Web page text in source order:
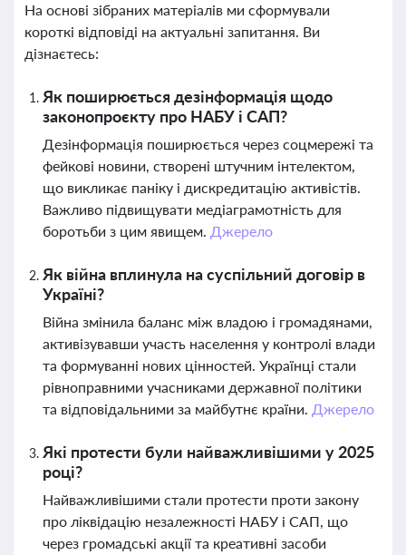
На основі зібраних матеріалів ми сформували
короткі відповіді на актуальні запитання. Ви
дізнаєтесь:
Як поширюється дезінформація щодо
законопроєкту про НАБУ і САП?
Дезінформація поширюється через соцмережі та
фейкові новини, створені штучним інтелектом,
що викликає паніку і дискредитацію активістів.
Важливо підвищувати медіаграмотність для
боротьби з цим явищем. Джерело
Як війна вплинула на суспільний договір в
Україні?
Війна змінила баланс між владою і громадянами,
активізувавши участь населення у контролі влади
та формуванні нових цінностей. Українці стали
рівноправними учасниками державної політики
та відповідальними за майбутнє країни. Джерело
Які протести були найважливішими у 2025
році?
Найважливішими стали протести проти закону
про ліквідацію незалежності НАБУ і САП, що
через громадські акції та креативні засоби